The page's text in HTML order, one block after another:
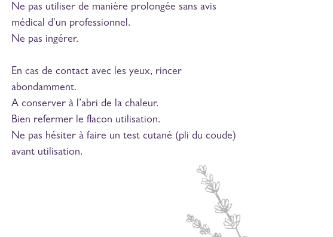
Ne pas utiliser de manière prolongée sans avis
médical d'un professionnel.
Ne pas ingérer.
En cas de contact avec les yeux, rincer
abondamment.
A conserver à l’abri de la chaleur.
Bien refermer le flacon utilisation.
Ne pas hésiter à faire un test cutané (pli du coude)
avant utilisation.